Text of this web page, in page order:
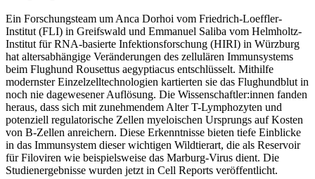
Ein Forschungsteam um Anca Dorhoi vom Friedrich-Loeffler-
Institut (FLI) in Greifswald und Emmanuel Saliba vom Helmholtz-
Institut für RNA-basierte Infektionsforschung (HIRI) in Würzburg
hat altersabhängige Veränderungen des zellulären Immunsystems
beim Flughund Rousettus aegyptiacus entschlüsselt. Mithilfe
modernster Einzelzelltechnologien kartierten sie das Flughundblut in
noch nie dagewesener Auflösung. Die Wissenschaftler:innen fanden
heraus, dass sich mit zunehmendem Alter T-Lymphozyten und
potenziell regulatorische Zellen myeloischen Ursprungs auf Kosten
von B-Zellen anreichern. Diese Erkenntnisse bieten tiefe Einblicke
in das Immunsystem dieser wichtigen Wildtierart, die als Reservoir
für Filoviren wie beispielsweise das Marburg-Virus dient. Die
Studienergebnisse wurden jetzt in Cell Reports veröffentlicht.